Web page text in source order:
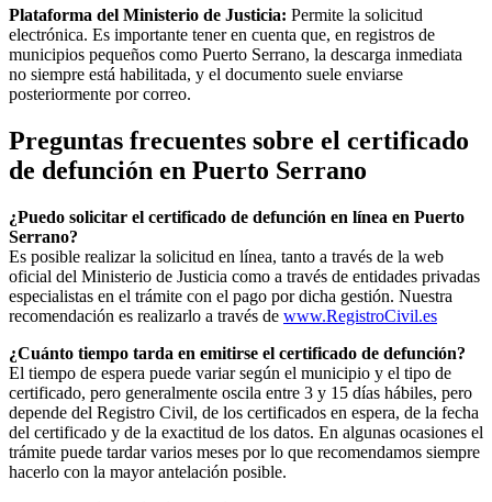
Plataforma del Ministerio de Justicia: Permite la solicitud
electrónica. Es importante tener en cuenta que, en registros de
municipios pequeños como Puerto Serrano, la descarga inmediata
no siempre está habilitada, y el documento suele enviarse
posteriormente por correo.
Preguntas frecuentes sobre el certificado
de defunción en Puerto Serrano
¿Puedo solicitar el certificado de defunción en línea en Puerto
Serrano?
Es posible realizar la solicitud en línea, tanto a través de la web
oficial del Ministerio de Justicia como a través de entidades privadas
especialistas en el trámite con el pago por dicha gestión. Nuestra
recomendación es realizarlo a través de www.RegistroCivil.es
¿Cuánto tiempo tarda en emitirse el certificado de defunción?
El tiempo de espera puede variar según el municipio y el tipo de
certificado, pero generalmente oscila entre 3 y 15 días hábiles, pero
depende del Registro Civil, de los certificados en espera, de la fecha
del certificado y de la exactitud de los datos. En algunas ocasiones el
trámite puede tardar varios meses por lo que recomendamos siempre
hacerlo con la mayor antelación posible.